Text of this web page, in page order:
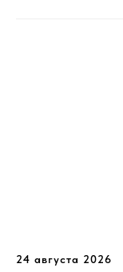
24 августа 2026